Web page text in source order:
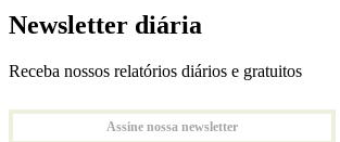
Newsletter diária
Receba nossos relatórios diários e gratuitos
Assine nossa newsletter